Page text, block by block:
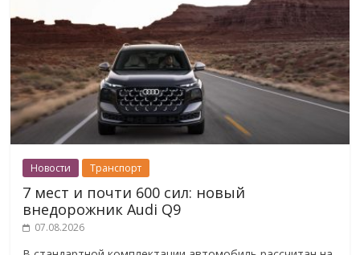
Новости Транспорт
7 мест и почти 600 сил: новый
внедорожник Audi Q9
07.08.2026